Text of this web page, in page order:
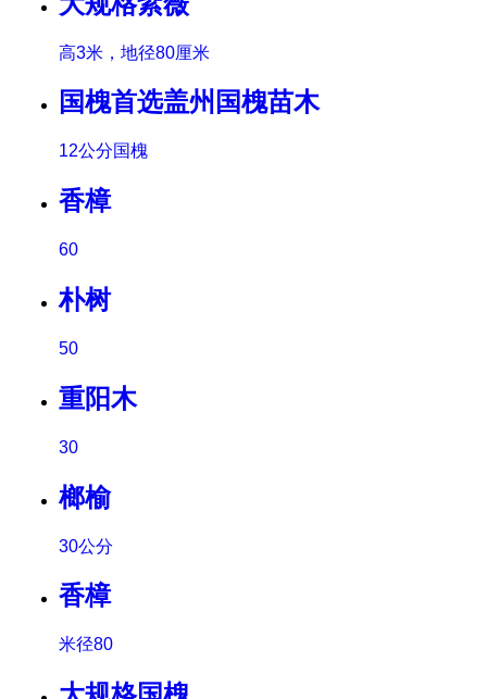
高3米，地径80厘米
国槐首选盖州国槐苗木
12公分国槐
香樟
60
朴树
50
重阳木
30
榔榆
30公分
香樟
米径80